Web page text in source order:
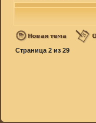
Страница 2 из 29